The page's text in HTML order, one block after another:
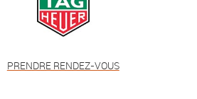
PRENDRE RENDEZ-VOUS